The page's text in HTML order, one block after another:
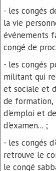
- les congés
la vie
événements
congé de
- les congés
militant qui
et sociale et
de formation,
d'emploi et
d'examen... ;
- les congés
retrouve le
le congé